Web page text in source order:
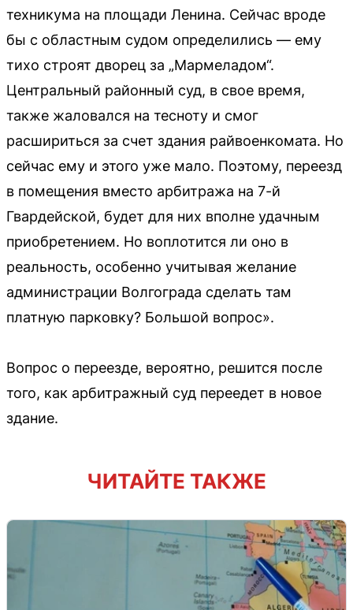
техникума на площади Ленина. Сейчас вроде
бы с областным судом определились — ему
тихо строят дворец за „Мармеладом“.
Центральный районный суд, в свое время,
также жаловался на тесноту и смог
расшириться за счет здания райвоенкомата. Но
сейчас ему и этого уже мало. Поэтому, переезд
в помещения вместо арбитража на 7-й
Гвардейской, будет для них вполне удачным
приобретением. Но воплотится ли оно в
реальность, особенно учитывая желание
администрации Волгограда сделать там
платную парковку? Большой вопрос».
Вопрос о переезде, вероятно, решится после
того, как арбитражный суд переедет в новое
здание.
ЧИТАЙТЕ ТАКЖЕ